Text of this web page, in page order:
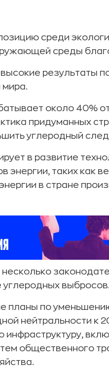
среди
среды
результаты
мира.
около 40%
придуманных
углеродный
в развитие
энергии, таких как
в стране
выбросов.
планы по
нейтральности к
инфраструктуру,
общественного